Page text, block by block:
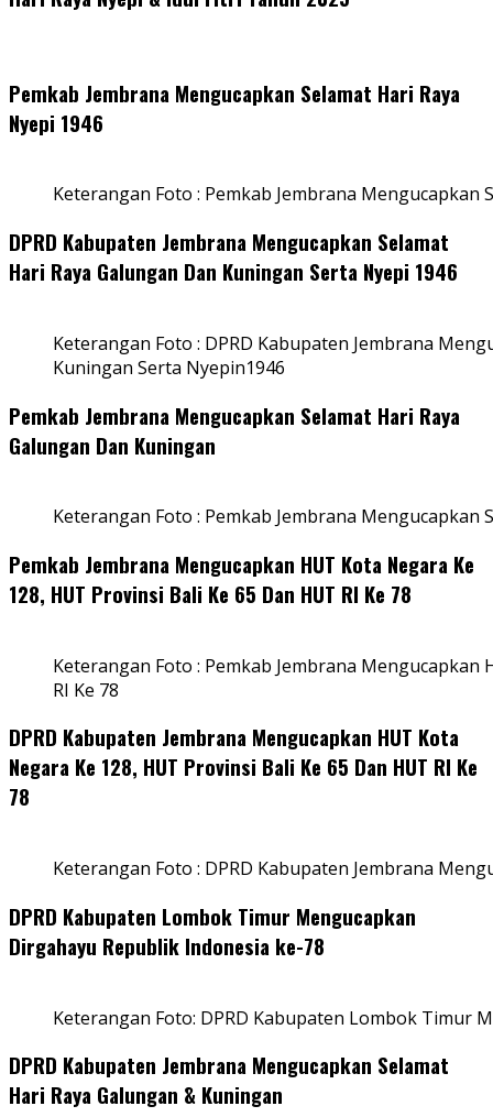
Pemkab Jembrana Mengucapkan Selamat Hari Raya
Nyepi 1946
Keterangan Foto : Pemkab Jembrana Mengucapkan
DPRD Kabupaten Jembrana Mengucapkan Selamat
Hari Raya Galungan Dan Kuningan Serta Nyepi 1946
Keterangan Foto : DPRD Kabupaten Jembrana
Kuningan Serta Nyepin1946
Pemkab Jembrana Mengucapkan Selamat Hari Raya
Galungan Dan Kuningan
Keterangan Foto : Pemkab Jembrana Mengucapkan
Pemkab Jembrana Mengucapkan HUT Kota Negara Ke
128, HUT Provinsi Bali Ke 65 Dan HUT RI Ke 78
Keterangan Foto : Pemkab Jembrana Mengucapkan
RI Ke 78
DPRD Kabupaten Jembrana Mengucapkan HUT Kota
Negara Ke 128, HUT Provinsi Bali Ke 65 Dan HUT RI Ke
78
Keterangan Foto : DPRD Kabupaten Jembrana
DPRD Kabupaten Lombok Timur Mengucapkan
Dirgahayu Republik Indonesia ke-78
Keterangan Foto: DPRD Kabupaten Lombok Timur
DPRD Kabupaten Jembrana Mengucapkan Selamat
Hari Raya Galungan & Kuningan